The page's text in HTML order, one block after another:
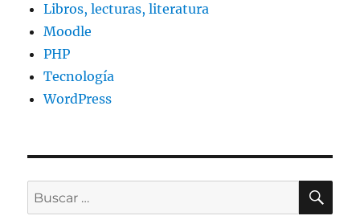
Libros, lecturas, literatura
Moodle
PHP
Tecnología
WordPress
Buscar
por: